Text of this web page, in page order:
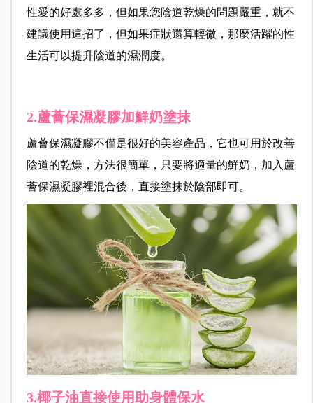
性愛的好處多多，但如果您陰道乾燥的問題嚴重，就不
建議使用這招了，但如果症狀還算輕微，那麼活躍的性
生活可以提升陰道的濕潤度。
2.蘆薈保濕凝膠加鮮奶塗抹
蘆薈保濕凝膠不僅是很好的美容產品，它也可用於改善
陰道的乾燥，方法很簡單，只要將適量的鮮奶，加入蘆
薈保濕凝膠裡混合後，直接塗抹於陰部即可。
3.椰子油直接使用助身體保水